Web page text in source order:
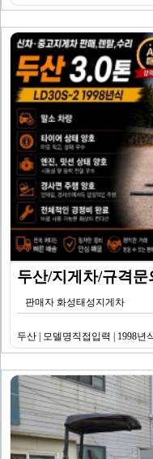
두산/지게차/규격
판매자 화성태성지게차
두산 | 모델명직접입력 | 1998년